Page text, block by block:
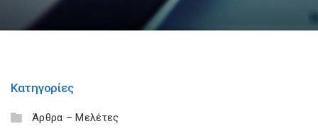
Κατηγορίες
Άρθρα – Μελέτες